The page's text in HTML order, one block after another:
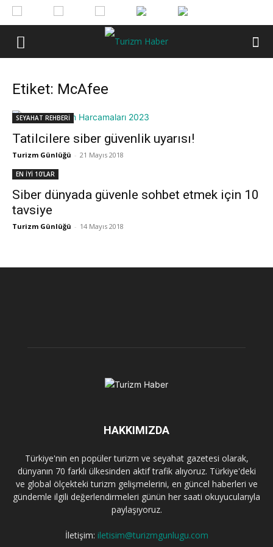
Etiket: McAfee
SEYAHAT REHBERİ
Tatilcilere siber güvenlik uyarısı!
Turizm Günlüğü - 21 Mayıs 2018
EN İYİ 10'LAR
Siber dünyada güvenle sohbet etmek için 10
tavsiye
Turizm Günlüğü - 14 Mayıs 2018
HAKKIMIZDA
Türkiye'nin en popüler turizm ve seyahat gazetesi olarak,
dünyanın 70 farklı ülkesinden aktif trafik alıyoruz. Türkiye'deki
ve global ölçekteki turizm gelişmelerini, en güncel haberleri ve
gündemle ilgili değerlendirmeleri günün her saati okuyucularıyla
paylaşıyoruz.
İletişim: iletisim@turizmgunlugu.com